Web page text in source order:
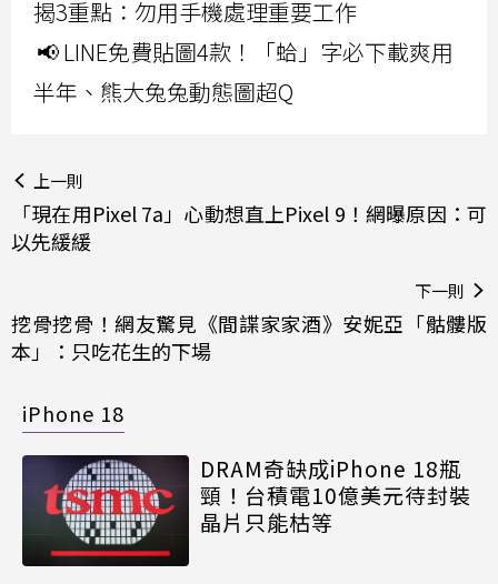
揭3重點：勿用手機處理重要工作
📢 LINE免費貼圖4款！「蛤」字必下載爽用
半年、熊大兔兔動態圖超Q
上一則
「現在用Pixel 7a」心動想直上Pixel 9！網曝原因：可
以先緩緩
下一則
挖骨挖骨！網友驚見《間諜家家酒》安妮亞「骷髏版
本」：只吃花生的下場
iPhone 18
DRAM奇缺成iPhone 18瓶
頸！台積電10億美元待封裝
晶片只能枯等